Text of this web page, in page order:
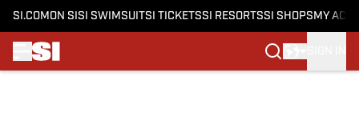
SI.COM ON SI SI SWIMSUITSI TICKETSSI RESORTSSI SHOPS MY